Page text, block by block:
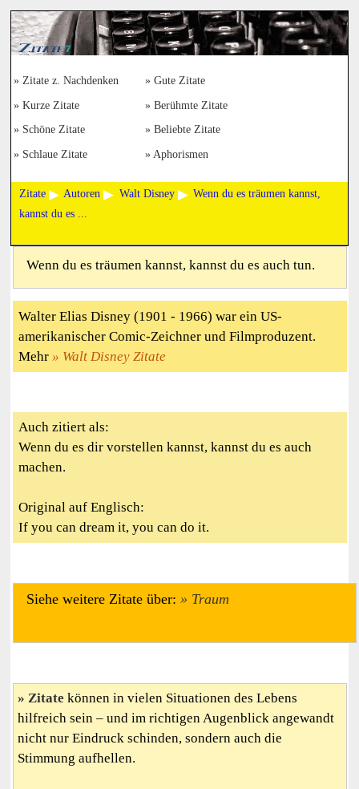
Zitate z. Nachdenken Gute Zitate
Kurze Zitate Berühmte Zitate
Schöne Zitate Beliebte Zitate
Schlaue Zitate Aphorismen
Zitate Autoren Walt Disney
Wenn du es träumen kannst,
kannst du es ...
Wenn du es träumen kannst, kannst du es auch tun.
Walter Elias Disney (1901 - 1966) war ein US-
amerikanischer Comic-Zeichner und Filmproduzent.
Mehr
Walt Disney Zitate
Auch zitiert als:
Wenn du es dir vorstellen kannst, kannst du es auch
machen.
Original auf Englisch:
If you can dream it, you can do it.
Siehe weitere Zitate über: Traum
Zitate können in vielen Situationen des Lebens
hilfreich sein – und im richtigen Augenblick angewandt
nicht nur Eindruck schinden, sondern auch die
Stimmung aufhellen.